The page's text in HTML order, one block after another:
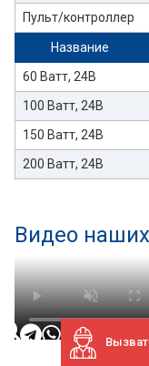
Пульт/контроллер
Название
60 Ватт, 24В
100 Ватт, 24В
150 Ватт, 24В
200 Ватт, 24В
Видео